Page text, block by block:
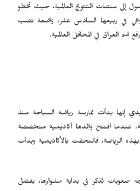
إلى منصات التتويج العالمية، حيث تخطو
وهي في ربيعها السادس عشر، واضعة نصب
اسم العراق في المحافل العالمية.
إنها بدأت ممارسة رياضة السباحة منذ
عندما افتتح والدها أكاديمية متخصصة
الرياضة، فالتحقت بالأكاديمية وبدأت
صعوبات تُذكر في بداية مشوارها، بفضل